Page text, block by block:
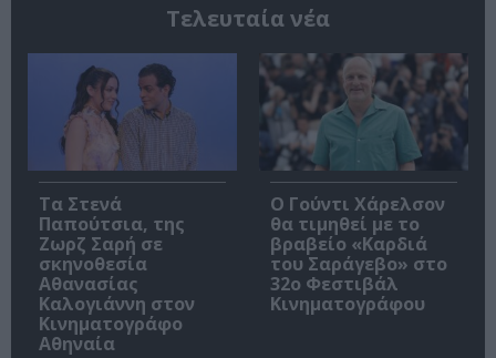
Τελευταία νέα
Τα Στενά
Παπούτσια, της
Ζωρζ Σαρή σε
σκηνοθεσία
Αθανασίας
Καλογιάννη στον
Κινηματογράφο
Αθηναία
Ο Γούντι Χάρελσον
θα τιμηθεί με το
βραβείο «Καρδιά
του Σαράγεβο» στο
32ο Φεστιβάλ
Κινηματογράφου